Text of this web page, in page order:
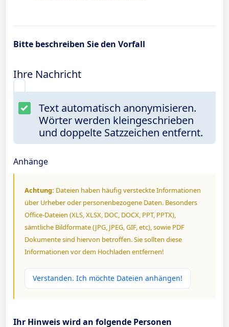
Bitte beschreiben Sie den Vorfall
Ihre Nachricht
Text automatisch anonymisieren.
Wörter werden kleingeschrieben
und doppelte Satzzeichen entfernt.
Anhänge
Achtung: Dateien haben häufig versteckte Informationen
über Urheber oder personenbezogene Daten. Besonders
Office-Dateien (XLS, XLSX, DOC, DOCX, PPT, PPTX),
sämtliche Bildformate (JPG, JPEG, GIF, etc), sowie PDF
Dokumente sind hiervon betroffen. Sie sollten diese
Informationen vor dem Hochladen entfernen!
Verstanden. Ich möchte Dateien anhängen!
Ihr Hinweis wird an folgende Personen